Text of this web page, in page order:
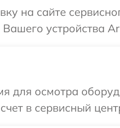
на сайте
устройства
для осмотра
в сервисный